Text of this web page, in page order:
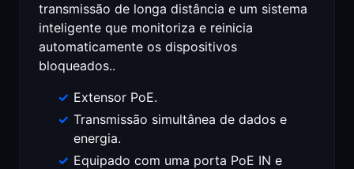
transmissão de longa distância e um sistema
inteligente que monitoriza e reinicia
automaticamente os dispositivos
bloqueados..
Extensor PoE.
Transmissão simultânea de dados e
energia.
Equipado com uma porta PoE IN e